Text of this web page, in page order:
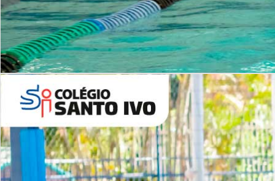
Período Integral | Saiba mais